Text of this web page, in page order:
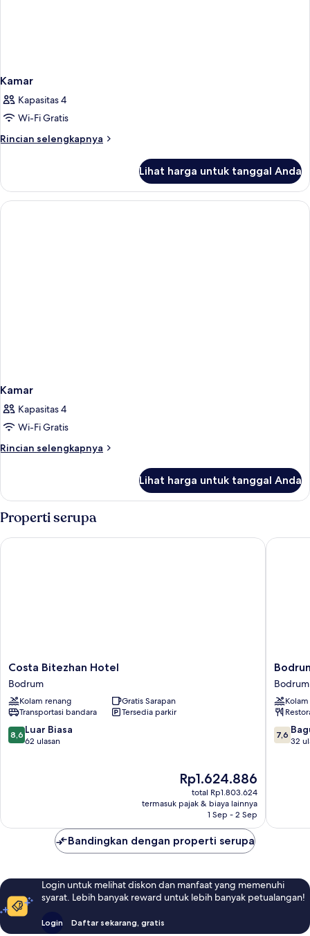
Kamar
Kapasitas 4
Wi-Fi Gratis
Rincian selengkapnya
Rincian
Kamar
Lihat harga untuk tanggal Anda
Kamar
Kapasitas 4
Wi-Fi Gratis
Rincian selengkapnya
Rincian
Kamar
Lihat harga untuk tanggal Anda
Properti serupa
Costa
Bitezhan
Hotel
Bodrum
Costa Bitezhan Hotel
Bodrum
Kolam renang
Gratis Sarapan
Transportasi bandara
Tersedia parkir
8.6
dari
8,6 Luar Biasa
62 ulasan
Harga
sekarang
Rp1.624.886
Rp1.624.886
total Rp1.803.624
termasuk pajak & biaya lainnya
1 Sep - 2 Sep
Costa Bitezhan Hotel
Bodrum
SeaSide
Beach
Club
Hotel
Bodrum
Bodrum
7.6
dari
7,6
32
Bodrum
Bandingkan dengan properti serupa
Login untuk melihat diskon dan manfaat yang memenuhi
syarat. Lebih banyak reward untuk lebih banyak petualangan!
Login Daftar sekarang, gratis